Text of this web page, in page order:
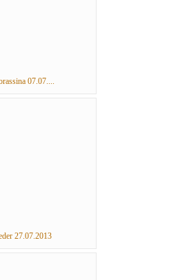
07.07....
27.07.2013